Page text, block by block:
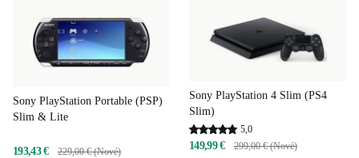
Sony PlayStation Portable (PSP)
Slim & Lite
193,43 € 229,00 € (Nové)
Sony PlayStation 4 Slim (PS4
Slim)
5,0
149,99 € 299,00 € (Nové)